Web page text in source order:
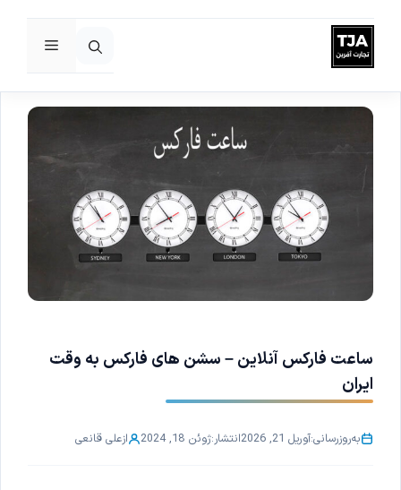
پرش
به
محتوا
فهرست
ساعت فارکس آنلاین – سشن های فارکس به وقت
ایران
به‌روزرسانی:آوریل 21, 2026 انتشار:ژوئن 18, 2024 ازعلی قانعی